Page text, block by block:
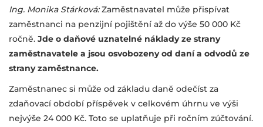
Ing. Monika Stárková:Zaměstnavatel může přispívat
zaměstnanci na penzijní pojištění až do výše 50 000 Kč
ročně. Jde o daňové uznatelné náklady ze strany
zaměstnavatele a jsou osvobozeny od daní a odvodů ze
strany zaměstnance.
Zaměstnanec si může od základu daně odečíst za
zdaňovací období příspěvek v celkovém úhrnu ve výši
nejvýše 24 000 Kč. Toto se uplatňuje při ročním zúčtování.